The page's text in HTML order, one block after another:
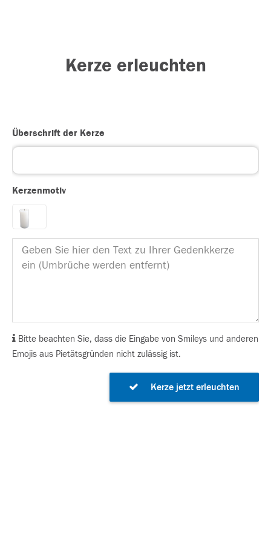
Kerze erleuchten
Überschrift der Kerze
Kerzenmotiv
Bitte beachten Sie, dass die Eingabe von Smileys und anderen
Emojis aus Pietätsgründen nicht zulässig ist.
Kerze jetzt erleuchten